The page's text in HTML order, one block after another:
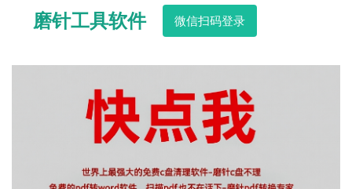
磨针工具软件 微信扫码登录